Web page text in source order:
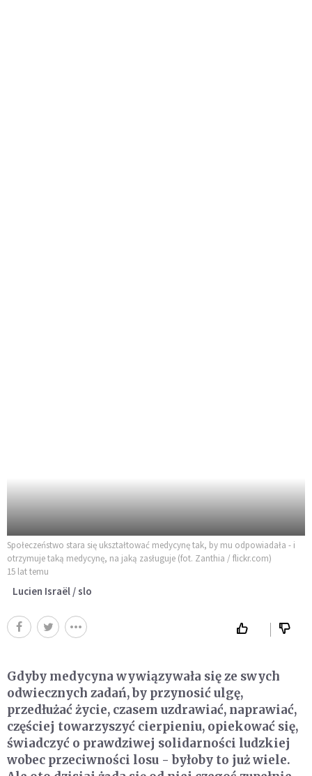
Społeczeństwo stara się ukształtować medycynę tak, by mu odpowiadała - i
otrzymuje taką medycynę, na jaką zasługuje (fot. Zanthia / flickr.com)
15 lat temu
Lucien Israël / slo
Gdyby medycyna wywiązywała się ze swych
odwiecznych zadań, by przynosić ulgę,
przedłużać życie, czasem uzdrawiać, naprawiać,
częściej towarzyszyć cierpieniu, opiekować się,
świadczyć o prawdziwej solidarności ludzkiej
wobec przeciwności losu - byłoby to już wiele.